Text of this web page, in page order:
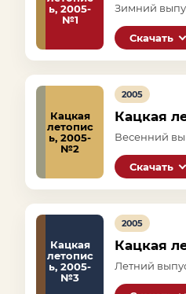
ь, 2005-
№1
Зимний
Скачать
Кацкая
летопис
ь, 2005-
№2
2005
Кацкая
Весенний
Скачать
Кацкая
летопис
ь, 2005-
№3
2005
Кацкая
Летний